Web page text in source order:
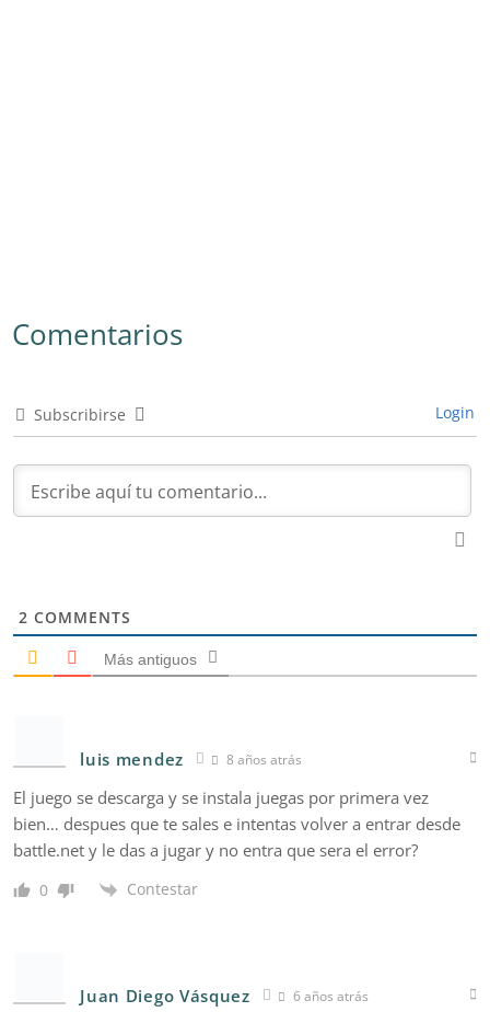
Comentarios
Subscribirse Login
2 COMMENTS
Más antiguos
luis mendez 8 años atrás
El juego se descarga y se instala juegas por primera vez
bien… despues que te sales e intentas volver a entrar desde
battle.net y le das a jugar y no entra que sera el error?
0 Contestar
Juan Diego Vásquez 6 años atrás